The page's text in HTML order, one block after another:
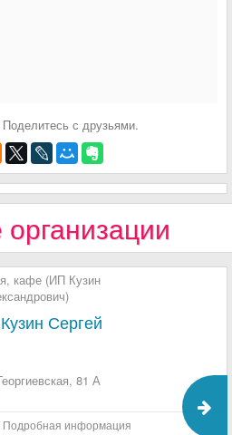
с друзьями.
Сергей
81 А
Подробная информация